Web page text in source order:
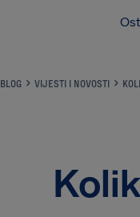
BLOG VIJESTI I NOVOSTI